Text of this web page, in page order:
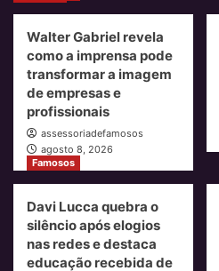
Walter Gabriel revela
como a imprensa pode
transformar a imagem
de empresas e
profissionais
assessoriadefamosos
agosto 8, 2026
Famosos
Davi Lucca quebra o
silêncio após elogios
nas redes e destaca
educação recebida de